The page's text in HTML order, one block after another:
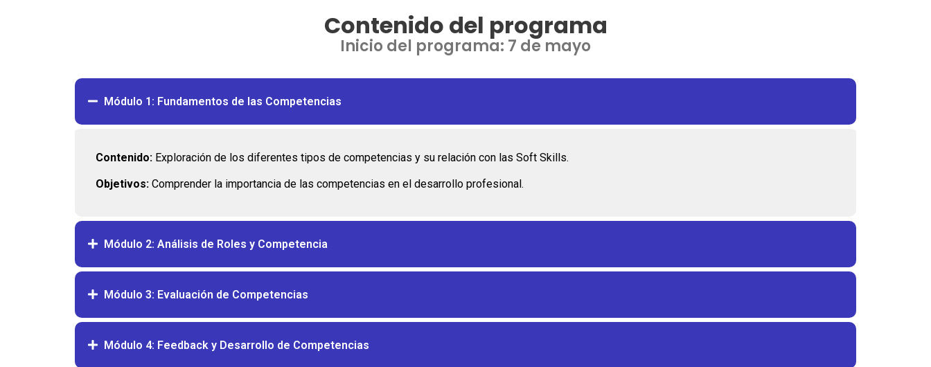
Contenido del programa
Inicio del programa: 7 de mayo
Módulo 1: Fundamentos de las Competencias
Contenido: Exploración de los diferentes tipos de competencias y su relación con las Soft Skills.
Objetivos: Comprender la importancia de las competencias en el desarrollo profesional.
Módulo 2: Análisis de Roles y Competencia
Módulo 3: Evaluación de Competencias
Módulo 4: Feedback y Desarrollo de Competencias